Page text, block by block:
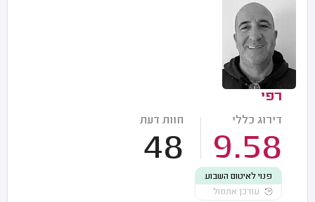
רפי
דירוג כללי
9.58
חוות דעת
48
פנוי לאיטום השבוע
עודכן אתמול